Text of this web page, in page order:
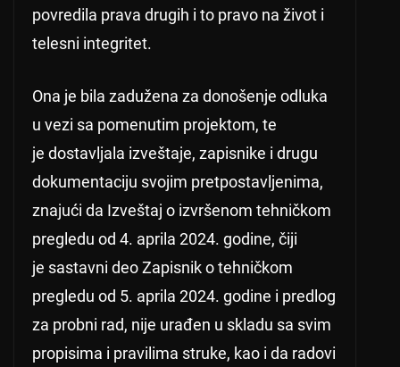
povredila prava drugih i to pravo na život i
telesni integritet.
Ona je bila zadužena za donošenje odluka
u vezi sa pomenutim projektom, te
je dostavljala izveštaje, zapisnike i drugu
dokumentaciju svojim pretpostavljenima,
znajući da Izveštaj o izvršenom tehničkom
pregledu od 4. aprila 2024. godine, čiji
je sastavni deo Zapisnik o tehničkom
pregledu od 5. aprila 2024. godine i predlog
za probni rad, nije urađen u skladu sa svim
propisima i pravilima struke, kao i da radovi